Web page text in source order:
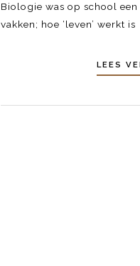
Biologie was op school
vakken; hoe ‘leven’ werkt is
LEES